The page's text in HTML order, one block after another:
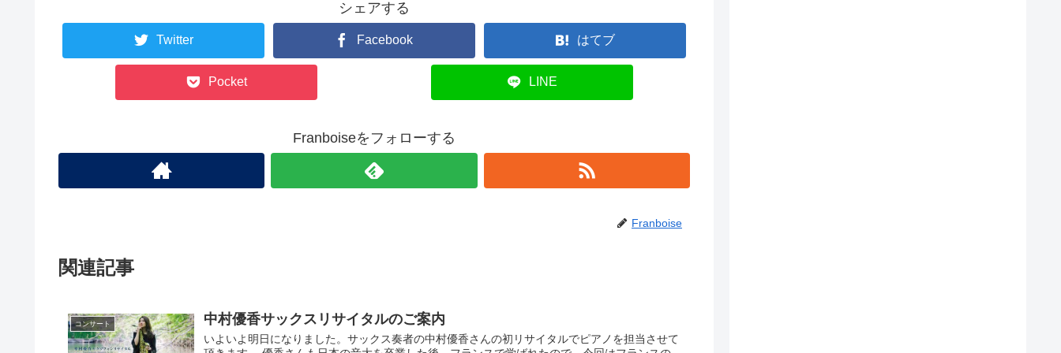
シェアする
Twitter Facebook はてブ
Pocket LINE
Franboiseをフォローする
Franboise
関連記事
コンサート 中村優香サックスリサイタルのご案内
いよいよ明日になりました。サックス奏者の中村優香さんの初リサイタルでピアノを担当させて